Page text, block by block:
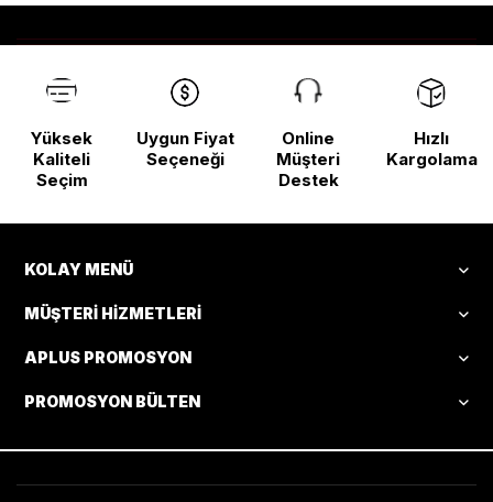
Yüksek
Kaliteli
Seçim
Uygun Fiyat
Seçeneği
Online
Müşteri
Destek
Hızlı
Kargolama
KOLAY MENÜ
MÜŞTERI HIZMETLERI
APLUS PROMOSYON
PROMOSYON BÜLTEN